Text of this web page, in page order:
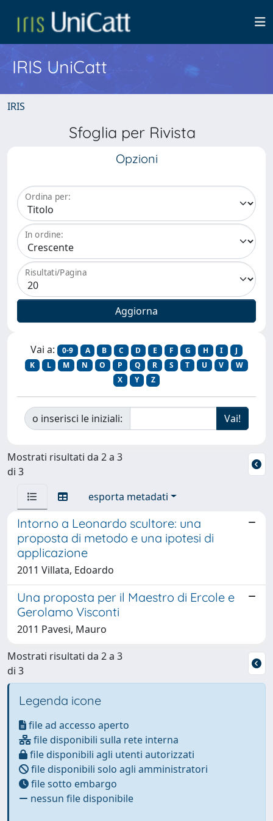
IRIS UniCatt
IRIS
Sfoglia per Rivista
Opzioni
Ordina per:
In ordine:
Risultati/Pagina
Vai a: 0-9 A B C D E F G H I
J
K
L M N O P Q R S T U V
W
X
Y Z
o inserisci le iniziali:
Mostrati risultati da 2 a 3
di 3
esporta metadati
Intorno a Leonardo scultore: una
proposta di metodo e una ipotesi di
applicazione
2011 Villata, Edoardo
Una proposta per il Maestro di Ercole e
Gerolamo Visconti
2011 Pavesi, Mauro
Mostrati risultati da 2 a 3
di 3
Legenda icone
file ad accesso aperto
file disponibili sulla rete interna
file disponibili agli utenti autorizzati
file disponibili solo agli amministratori
file sotto embargo
nessun file disponibile